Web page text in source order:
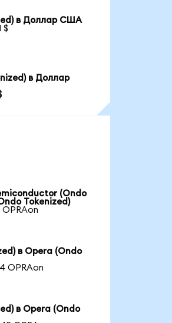
в Доллар США
$
в Доллар
(Ondo
Tokenized)
OPRAon
в Opera (Ondo
OPRAon
в Opera (Ondo